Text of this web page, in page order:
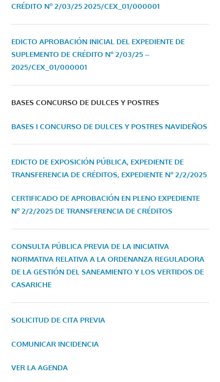
CRÉDITO Nº 2/03/25 2025/CEX_01/000001
EDICTO APROBACIÓN INICIAL DEL EXPEDIENTE DE
SUPLEMENTO DE CRÉDITO Nº 2/03/25 –
2025/CEX_01/000001
BASES CONCURSO DE DULCES Y POSTRES
BASES I CONCURSO DE DULCES Y POSTRES NAVIDEÑOS
EDICTO DE EXPOSICIÓN PÚBLICA, EXPEDIENTE DE
TRANSFERENCIA DE CRÉDITOS, EXPEDIENTE Nº 2/2/2025
CERTIFICADO DE APROBACIÓN EN PLENO EXPEDIENTE
Nº 2/2/2025 DE TRANSFERENCIA DE CRÉDITOS
CONSULTA PÚBLICA PREVIA DE LA INICIATIVA
NORMATIVA RELATIVA A LA ORDENANZA REGULADORA
DE LA GESTIÓN DEL SANEAMIENTO Y LOS VERTIDOS DE
CASARICHE
SOLICITUD DE CITA PREVIA
COMUNICAR INCIDENCIA
VER LA AGENDA